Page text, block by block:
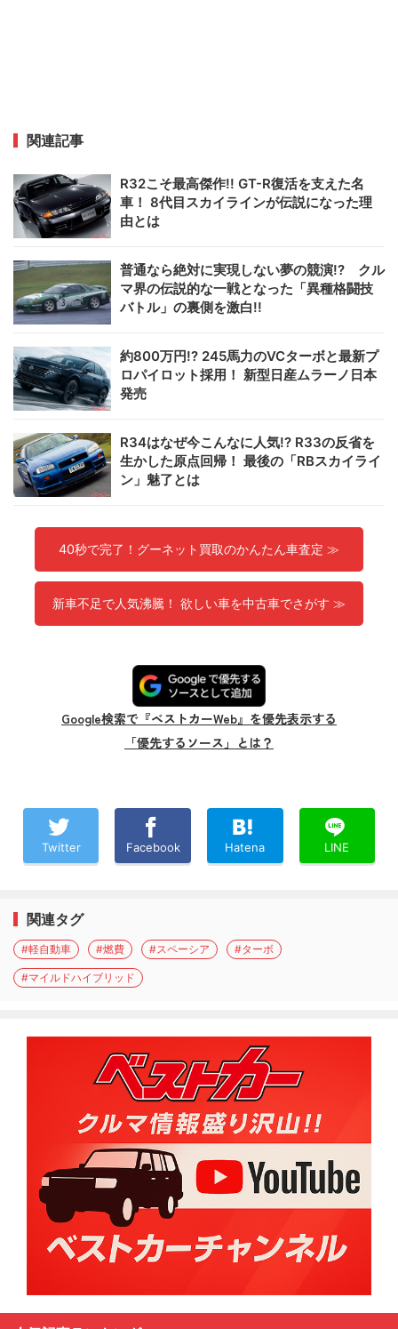
関連記事
R32こそ最高傑作!! GT-R復活を支えた名
車！ 8代目スカイラインが伝説になった理
由とは
普通なら絶対に実現しない夢の競演!? クル
マ界の伝説的な一戦となった「異種格闘技
バトル」の裏側を激白!!
約800万円!? 245馬力のVCターボと最新プ
ロパイロット採用！ 新型日産ムラーノ日本
発売
R34はなぜ今こんなに人気!? R33の反省を
生かした原点回帰！ 最後の「RBスカイライ
ン」魅了とは
40秒で完了！グーネット買取のかんたん車査定 ≫
新車不足で人気沸騰！ 欲しい車を中古車でさがす ≫
Google検索で『ベストカーWeb』を優先表示する
「優先するソース」とは？
Twitter Facebook Hatena LINE
関連タグ
#軽自動車 #燃費 #スペーシア #ターボ
#マイルドハイブリッド